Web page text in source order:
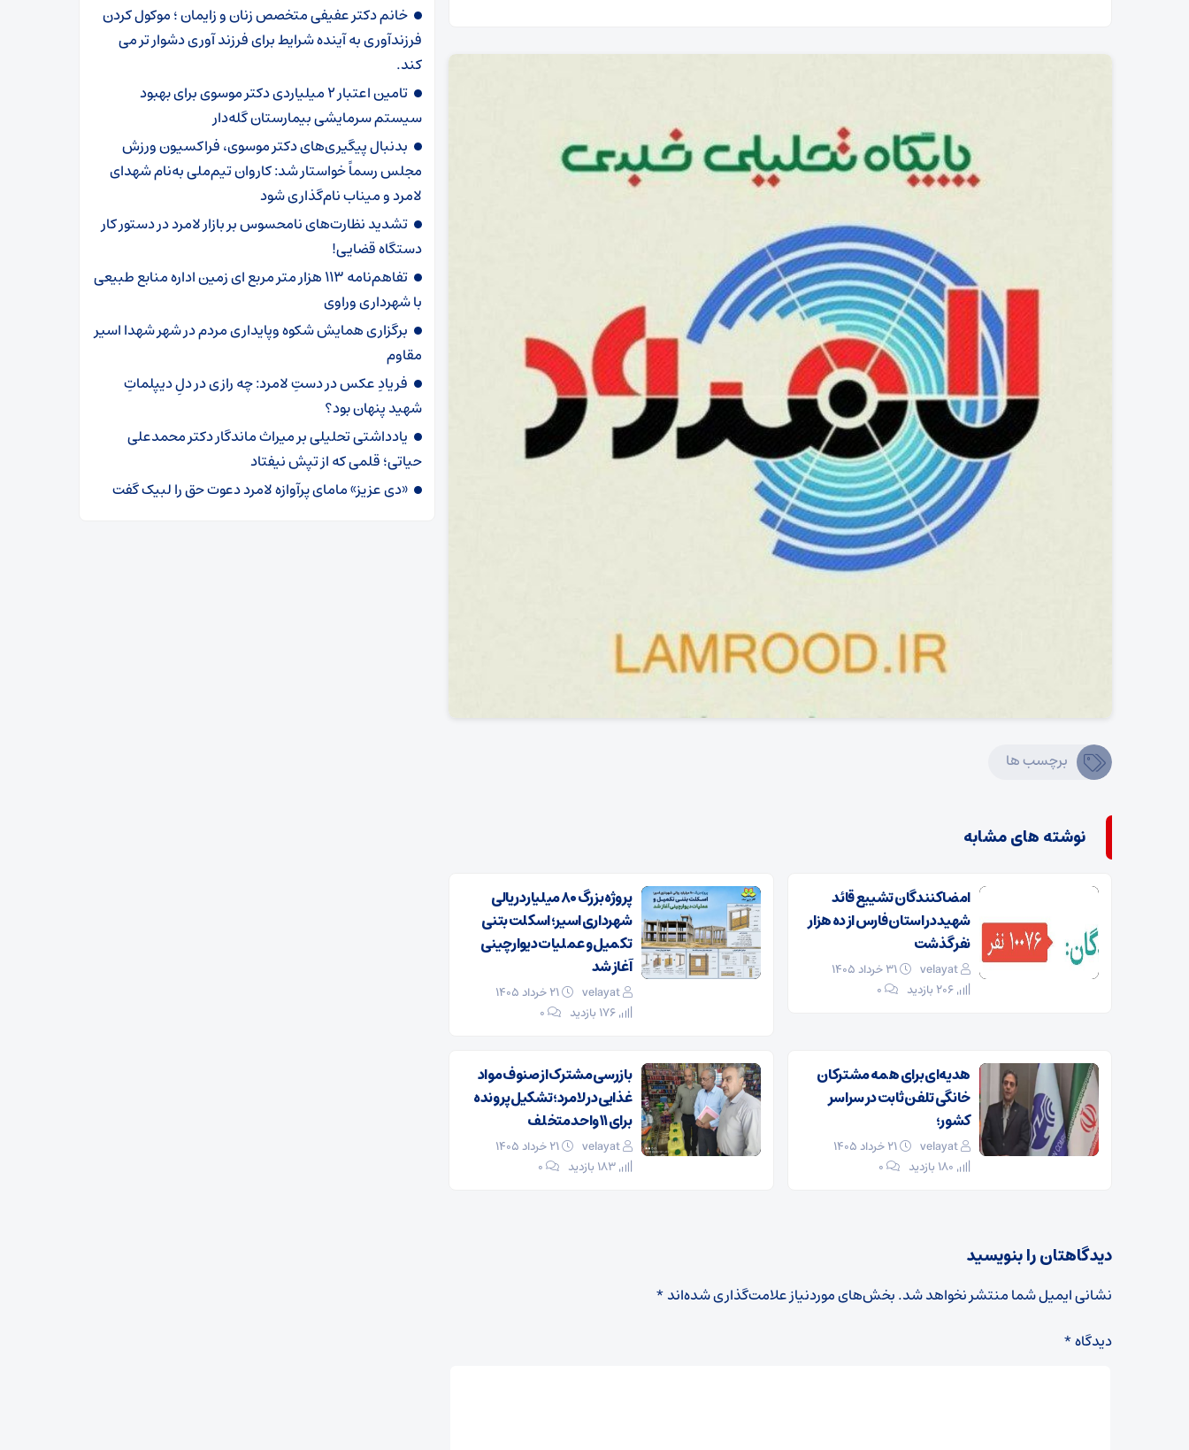
برچسب ها
نوشته های مشابه
امضا کنندگان تشییع قائد
شهید در استان فارس از ده هزار
نفر گذشت
velayat
۰
پروژه بزرگ ۸۰ میلیارد ریالی
شهرداری اسیر؛ اسکلت بتنی
تکمیل و عملیات دیوارچینی
آغاز شد
velayat
۲۱ خرداد ۱۴۰۵
176 بازدید
۰
هدیه‌ای برای همه مشترکان
خانگی تلفن ثابت در سراسر
کشور؛
velayat
۰
بازرسی مشترک از صنوف مواد
غذایی در لامرد؛ تشکیل پرونده
برای ۱۱ واحد متخلف
velayat
۲۱ خرداد ۱۴۰۵
183 بازدید
۰
دیدگاهتان را بنویسید
نشانی ایمیل شما منتشر نخواهد شد.بخش‌های موردنیاز علامت‌گذاری شده‌اند*
دیدگاه*
خانم دکتر عفیفی متخصص زنان و زایمان ؛ موکول کردن
فرزندآوری به آینده شرایط برای فرزند آوری دشوار تر می
کند.
تامین اعتبار ۲ میلیاردی دکتر موسوی برای بهبود
سیستم سرمایشی بیمارستان گله‌دار ‌
بدنبال پیگیری‌های دکتر موسوی، فراکسیون ورزش
مجلس رسماً خواستار شد: کاروان تیم‌ملی به‌نام شهدای
لامرد و میناب نام‌گذاری شود
تشدید نظارت‌های نامحسوس بر بازار لامرد در دستور کار
دستگاه قضایی!
تفاهم‌نامه ۱۱۳ هزار متر مربع ای زمین اداره منابع طبیعی
با شهرداری وراوی
برگزاری همایش شکوه وپایداری مردم در شهر شهدا اسیر
مقاوم
فریادِ عکس در دستِ لامرد: چه رازی در دلِ دیپلماتِ
شهید پنهان بود؟
یادداشتی تحلیلی بر میراث ماندگار دکتر محمدعلی
حیاتی؛ قلمی که از تپش نیفتاد
«دی عزیز» مامای پرآوازه لامرد دعوت حق را لبیک گفت